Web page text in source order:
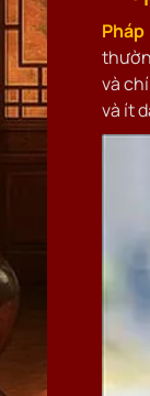
và
và ít